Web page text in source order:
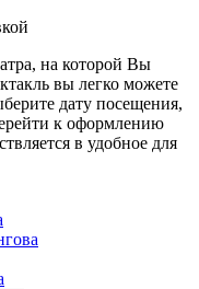
на которой Вы
вы легко можете
дату посещения,
к оформлению
в удобное для